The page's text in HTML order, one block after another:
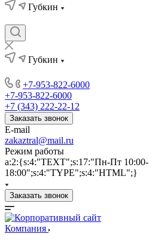
Губкин
Губкин
+7-953-822-6000
+7-953-822-6000
+7 (343) 222-22-12
Заказать звонок
E-mail
zakaztral@mail.ru
Режим работы
a:2:{s:4:"TEXT";s:17:"Пн-Пт 10:00-
18:00";s:4:"TYPE";s:4:"HTML";}
Заказать звонок
Компания